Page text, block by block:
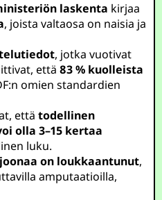
laskenta kirjaa
, joista valtaosa on naisia ja
, jotka vuotivat
että83 % kuolleista
omien standardien
ettätodellinen
olla 3–15 kertaa
luku.
on loukkaantunut,
amputaatioilla,